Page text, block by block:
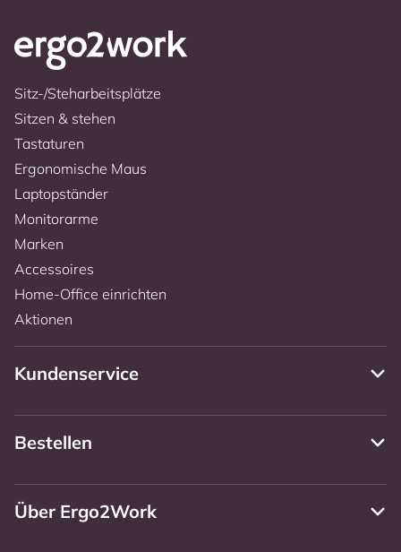
Sitz-/Steharbeitsplätze
Sitzen & stehen
Tastaturen
Ergonomische Maus
Laptopständer
Monitorarme
Marken
Accessoires
Home-Office einrichten
Aktionen
Kundenservice
Bestellen
Über Ergo2Work